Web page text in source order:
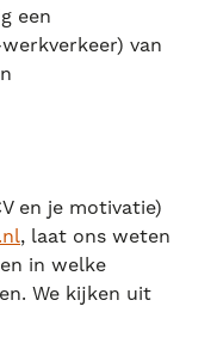
een
van
en je motivatie)
, laat ons weten
in welke
We kijken uit